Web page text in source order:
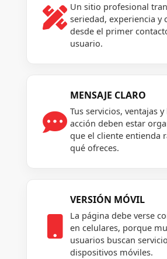
 Un sitio profesional
seriedad, experiencia y
desde el primer
usuario.

MENSAJE CLARO
Tus servicios, ventajas
acción deben estar
que el cliente entienda
qué ofreces.
VERSIÓN MÓVIL
La página debe verse
en celulares, porque
usuarios buscan
dispositivos móviles.